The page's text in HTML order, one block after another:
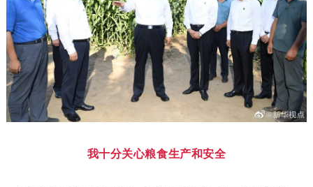
我十分关心粮食生产和安全